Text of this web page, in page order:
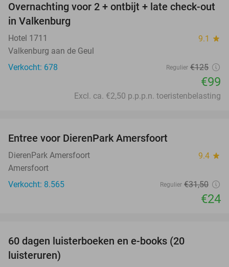
21%
Overnachting voor 2 + ontbijt + late check-out
in Valkenburg
Hotel 1711 9.1 star
Valkenburg aan de Geul
Verkocht: 678
Regulier €125
€99
Excl. ca. €2,50 p.p.p.n. toeristenbelasting
Entree voor DierenPark Amersfoort
DierenPark Amersfoort 9.4 star
Amersfoort
Verkocht: 8.565
Regulier €31,50
€24
60 dagen luisterboeken en e-books (20
luisteruren)